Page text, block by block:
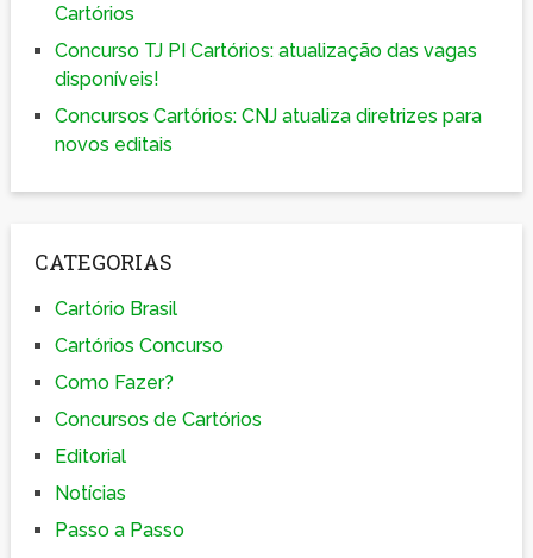
Cartórios
Concurso TJ PI Cartórios: atualização das vagas
disponíveis!
Concursos Cartórios: CNJ atualiza diretrizes para
novos editais
CATEGORIAS
Cartório Brasil
Cartórios Concurso
Como Fazer?
Concursos de Cartórios
Editorial
Notícias
Passo a Passo